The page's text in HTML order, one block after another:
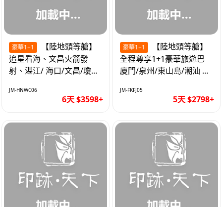
豪華1+1
追星看海、文昌火箭發
射、湛江/ 海口/文昌/瓊海/
優質6天
JM-HNWC06
6天 $3598+
豪華1+1
全程尊享1+1豪華旅遊巴
廈門/泉州/東山島/潮汕 精
JM-FKFJ05
5天 $2798+